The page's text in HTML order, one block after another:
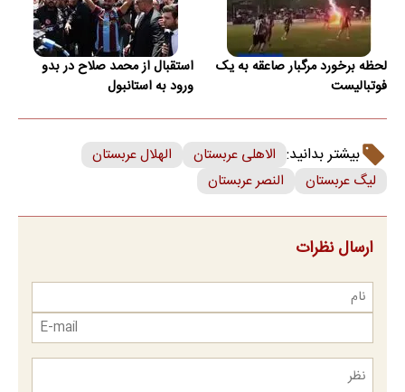
لحظه برخورد مرگبار صاعقه به یک
فوتبالیست
استقبال از محمد صلاح در بدو
ورود به استانبول
بیشتر بدانید: الاهلی عربستان
الهلال عربستان
لیگ عربستان
النصر عربستان
ارسال نظرات